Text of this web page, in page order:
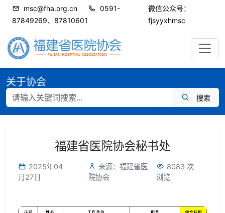
msc@fha.org.cn
0591-
87849269、87810601
微信公众号：
fjsyyxhmsc
关于协会
搜索
福建省医院协会秘书处
2025年04
月27日
来源：福建省医
院协会
8083 次
浏览